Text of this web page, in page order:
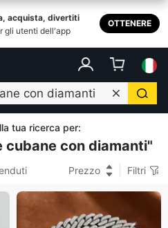
acquista, divertiti
gli utenti dell'app
OTTENERE
tua ricerca per:
cubane con diamanti"
Prezzo Filtri